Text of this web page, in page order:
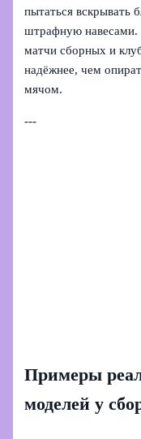
пытаться вскрывать
штрафную навесами.
матчи сборных и
надёжнее, чем
мячом.
---
Примеры
моделей у